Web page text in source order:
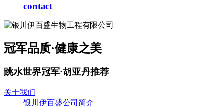
contact
冠军品质·健康之美
跳水世界冠军·胡亚丹推荐
关于我们
银川伊百盛公司简介